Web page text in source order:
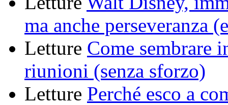
ma anche perseveranza
Letture Come sembrare
riunioni (senza sforzo)
Letture Perché esco a